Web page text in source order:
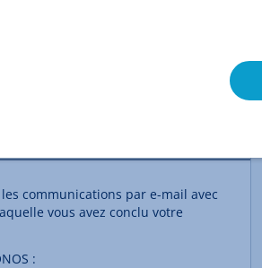
le changement de langue y
communications par e-mail avec
vous avez conclu votre
: